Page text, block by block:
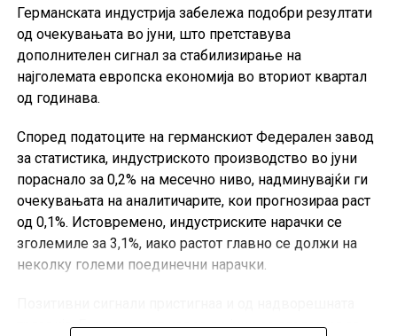
Германската индустрија забележа подобри резултати
од очекувањата во јуни, што претставува
дополнителен сигнал за стабилизирање на
најголемата европска економија во вториот квартал
од годинава.
Според податоците на германскиот Федерален завод
за статистика, индустриското производство во јуни
пораснало за 0,2% на месечно ниво, надминувајќи ги
очекувањата на аналитичарите, кои прогнозираа раст
од 0,1%. Истовремено, индустриските нарачки се
зголемиле за 3,1%, иако растот главно се должи на
неколку големи поединечни нарачки.
трговија. Германскиот извоз во јуни се зголемил за